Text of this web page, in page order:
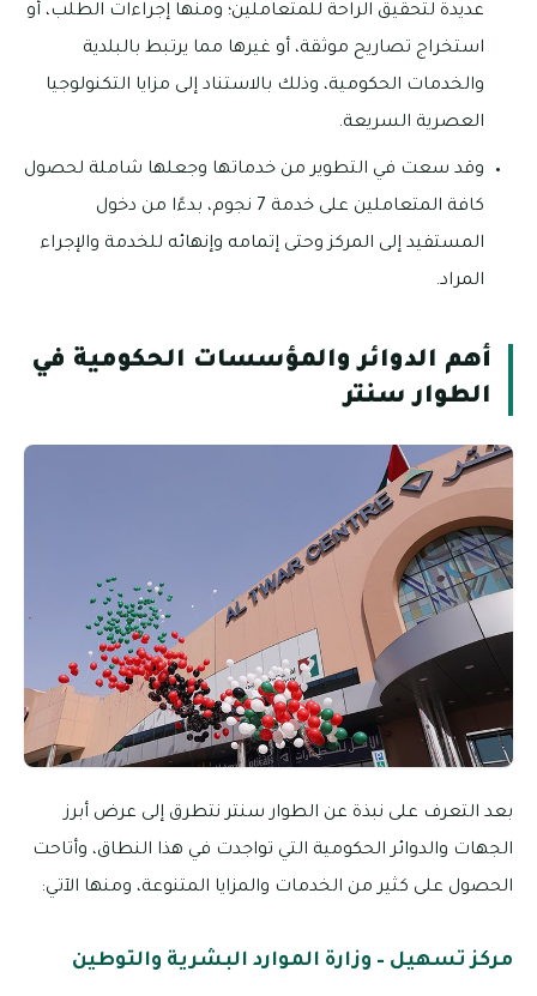
عديدة لتحقيق الراحة للمتعاملين؛ ومنها إجراءات الطلب، أو
استخراج تصاريح موثقة، أو غيرها مما يرتبط بالبلدية
والخدمات الحكومية، وذلك بالاستناد إلى مزايا التكنولوجيا
العصرية السريعة.
وقد سعت في التطوير من خدماتها وجعلها شاملة لحصول
كافة المتعاملين على خدمة 7 نجوم، بدءًا من دخول
المستفيد إلى المركز وحتى إتمامه وإنهائه للخدمة والإجراء
المراد.
أهم الدوائر والمؤسسات الحكومية في
الطوار سنتر
بعد التعرف على نبذة عن الطوار سنتر نتطرق إلى عرض أبرز
الجهات والدوائر الحكومية التي تواجدت في هذا النطاق، وأتاحت
الحصول على كثير من الخدمات والمزايا المتنوعة، ومنها الآتي:
مركز تسهيل – وزارة الموارد البشرية والتوطين